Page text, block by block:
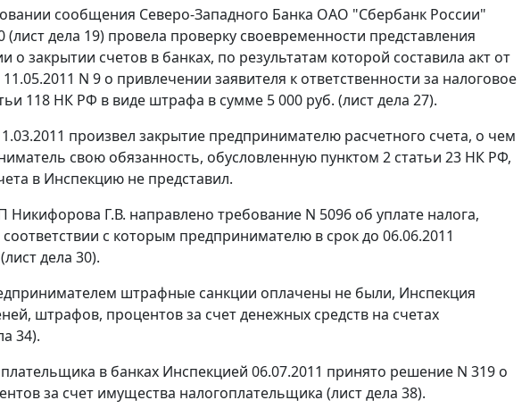
сообщения Северо-Западного Банка ОАО "Сбербанк России"
(лист дела 19) провела проверку своевременности представления
закрытии счетов в банках, по результатам которой составила акт от
N 9 о привлечении заявителя к ответственности за налоговое
118 НК РФ в виде штрафа в сумме 5 000 руб. (лист дела 27).
произвел закрытие предпринимателю расчетного счета, о чем
свою обязанность, обусловленную пунктом 2 статьи 23 НК РФ,
в Инспекцию не представил.
Г.В. направлено требование N 5096 об уплате налога,
с которым предпринимателю в срок до 06.06.2011
дела 30).
штрафные санкции оплачены не были, Инспекция
штрафов, процентов за счет денежных средств на счетах
34).
в банках Инспекцией 06.07.2011 принято решение N 319 о
за счет имущества налогоплательщика (лист дела 38).